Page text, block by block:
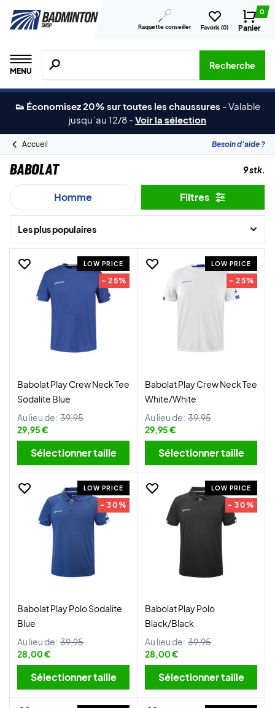
Raquette conseiller Favoris (0)
0
Panier
MENU
Recherche de produits, de marques, etc.
Recherche
👟 Économisez 20% sur toutes les chaussures -Valable
jusqu´au 12/8 -Voir la sélection
Accueil Besoin d'aide ?
Babolat 9 stk.
Homme Filtres
Les plus populaires
LOW PRICE
- 25%
Babolat Play Crew Neck Tee
Sodalite Blue
Au lieu de: 39,95
29,95 €
Sélectionner taille
LOW PRICE
- 25%
Babolat Play Crew Neck Tee
White/White
Au lieu de: 39,95
29,95 €
Sélectionner taille
LOW PRICE
- 30%
Babolat Play Polo Sodalite
Blue
Au lieu de: 39,95
28,00 €
Sélectionner taille
LOW PRICE
- 30%
Babolat Play Polo
Black/Black
Au lieu de: 39,95
28,00 €
Sélectionner taille